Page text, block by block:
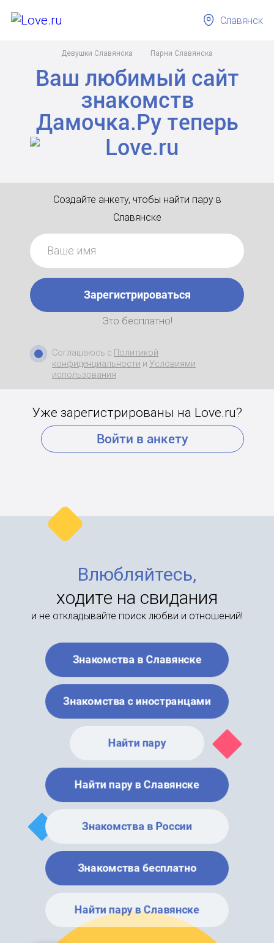
Девушки Славянска Парни Славянска
Славянск
Ваш любимый сайт
знакомств
Дамочка.Рутеперь
Создайте анкету, чтобы найти пару в
Славянске
Зарегистрироваться
Это бесплатно!
Соглашаюсь с Политикой
конфиденциальности и Условиями
использования
Уже зарегистрированы на Love.ru?
Войти в анкету
Влюбляйтесь,
ходите на свидания
и не откладывайте поиск любви и отношений!
Знакомства в Славянске
Знакомства с иностранцами
Найти пару
Найти пару в Славянске
Знакомства в России
Знакомства бесплатно
Найти пару в Славянске